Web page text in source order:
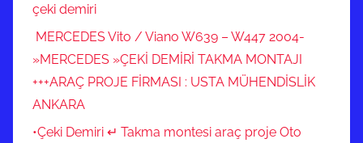
çeki demiri
MERCEDES Vito / Viano W639 – W447 2004-
»MERCEDES »ÇEKİ DEMİRİ TAKMA MONTAJI
+++ARAÇ PROJE FİRMASI : USTA MÜHENDİSLİK
ANKARA
•Çeki Demiri ↵ Takma montesi araç proje Oto